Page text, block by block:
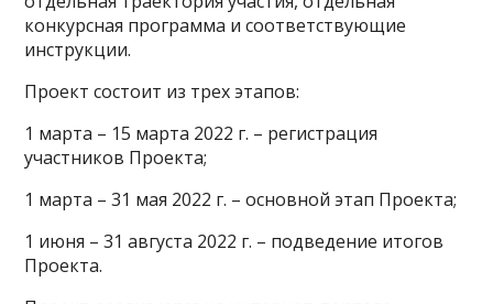
конкурсная программа и соответствующие
инструкции.
Проект состоит из трех этапов:
1 марта – 15 марта 2022 г. – регистрация
участников Проекта;
1 марта – 31 мая 2022 г. – основной этап Проекта;
1 июня – 31 августа 2022 г. – подведение итогов
Проекта.